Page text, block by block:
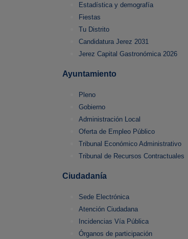
Estadística y demografía
Fiestas
Tu Distrito
Candidatura Jerez 2031
Jerez Capital Gastronómica 2026
Ayuntamiento
Pleno
Gobierno
Administración Local
Oferta de Empleo Público
Tribunal Económico Administrativo
Tribunal de Recursos Contractuales
Ciudadanía
Sede Electrónica
Atención Ciudadana
Incidencias Vía Pública
Órganos de participación